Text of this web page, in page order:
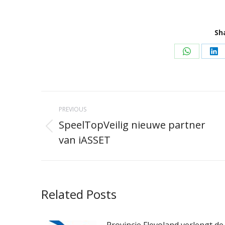
Share
Post
navigation
PREVIOUS
Previous
post:
SpeelTopVeilig nieuwe partner
van iASSET
Related Posts